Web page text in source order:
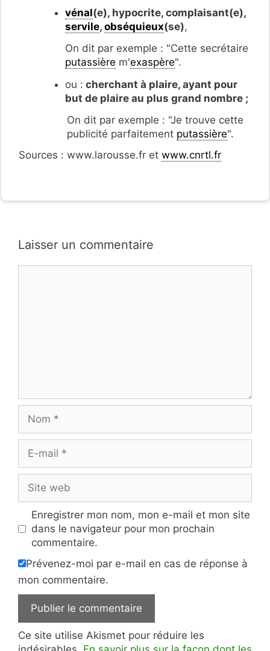
vénal(e), hypocrite, complaisant(e),
servile, obséquieux(se),
On dit par exemple : "Cette secrétaire
putassière m'exaspère".
ou : cherchant à plaire, ayant pour
but de plaire au plus grand nombre ;
On dit par exemple : "Je trouve cette
publicité parfaitement putassière".
Sources : www.larousse.fr et www.cnrtl.fr
Laisser un commentaire
mail
web
Enregistrer mon nom, mon e-mail et mon site
dans le navigateur pour mon prochain
commentaire.
Prévenez-moi par e-mail en cas de réponse à
mon commentaire.
Ce site utilise Akismet pour réduire les